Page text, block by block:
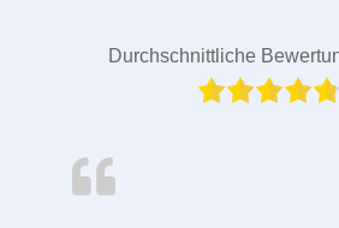
Durchschnittliche